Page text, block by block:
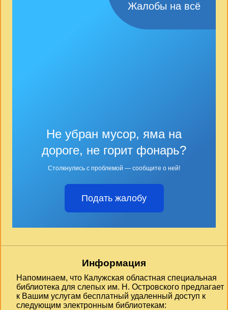
Жалобы на всё
Не убран мусор, яма на
дороге, не горит фонарь?
Столкнулись с проблемой — сообщите о ней!
Подать жалобу
Информация
Напоминаем, что Калужская областная специальная
библиотека для слепых им. Н. Островского предлагает
к Вашим услугам бесплатный удаленный доступ к
следующим электронным библиотекам: